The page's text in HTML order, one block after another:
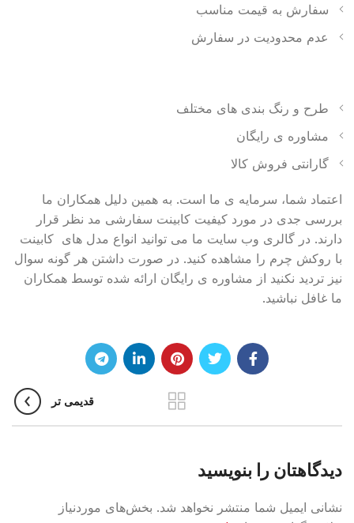
سفارش به قیمت مناسب
عدم محدودیت در سفارش
طرح و رنگ بندی های مختلف
مشاوره ی رایگان
گارانتی فروش کالا
اعتماد شما، سرمایه ی ما است. به همین دلیل همکاران ما
بررسی جدی در مورد کیفیت کابینت سفارشی مد نظر قرار
دارند. در گالری وب سایت ما می توانید انواع مدل های کابینت
با روکش چرم را مشاهده کنید. در صورت داشتن هر گونه سوال
نیز تردید نکنید از مشاوره ی رایگان ارائه شده توسط همکاران
ما غافل نباشید.
قدیمی تر
دیدگاهتان را بنویسید
نشانی ایمیل شما منتشر نخواهد شد. بخش‌های موردنیاز